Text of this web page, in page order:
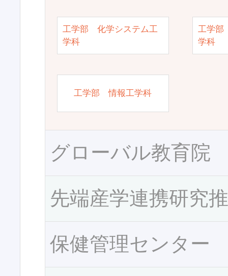
工学部 化学システム工
学科
工学部
学科
工学部 情報工学科
グローバル教育院
先端産学連携研究
保健管理センター